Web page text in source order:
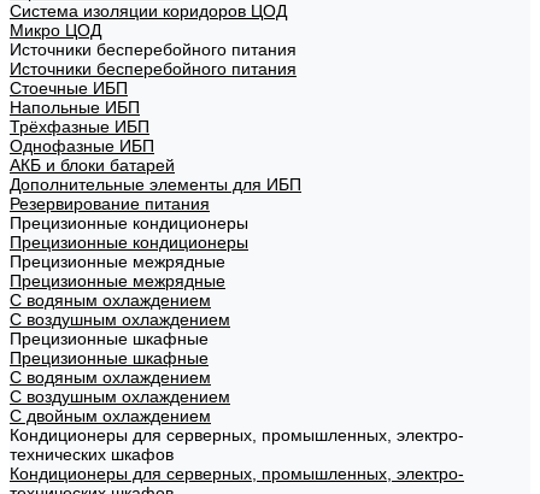
Система изоляции коридоров ЦОД
Микро ЦОД
Источники бесперебойного питания
Источники бесперебойного питания
Стоечные ИБП
Напольные ИБП
Трёхфазные ИБП
Однофазные ИБП
АКБ и блоки батарей
Дополнительные элементы для ИБП
Резервирование питания
Прецизионные кондиционеры
Прецизионные кондиционеры
Прецизионные межрядные
Прецизионные межрядные
С водяным охлаждением
С воздушным охлаждением
Прецизионные шкафные
Прецизионные шкафные
С водяным охлаждением
С воздушным охлаждением
С двойным охлаждением
Кондиционеры для серверных, промышленных, электро-
технических шкафов
Кондиционеры для серверных, промышленных, электро-